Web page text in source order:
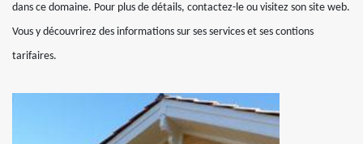
dans ce domaine. Pour plus de détails, contactez-le ou visitez son site web.
Vous y découvrirez des informations sur ses services et ses contions
tarifaires.